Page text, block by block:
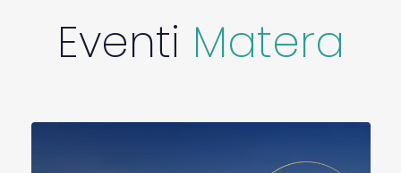
Eventi Matera